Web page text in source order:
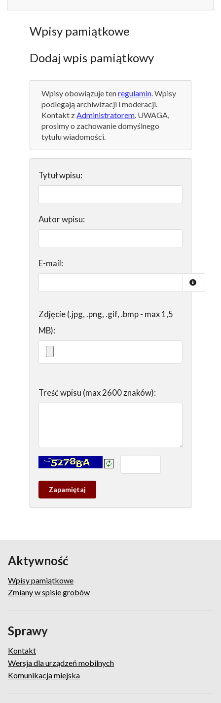
Wpisy pamiątkowe
Dodaj wpis pamiątkowy
Wpisy obowiązuje tenregulamin. Wpisy
podlegają archiwizacji i moderacji.
Kontakt zAdministratorem. UWAGA,
prosimy o zachowanie domyślnego
tytułu wiadomości.
Tytuł wpisu:
Autor wpisu:
E-mail:
Zdjęcie (.jpg, .png, .gif, .bmp - max 1,5
MB):
Treść wpisu (max 2600 znaków):
Kontrola - wprowadź tekst z obrazka:
Zapamietaj
wpis
Aktywność
Wpisy pamiątkowe
Zmiany w spisie grobów
Sprawy
Kontakt
Wersja dla urządzeń mobilnych
Komunikacja miejska